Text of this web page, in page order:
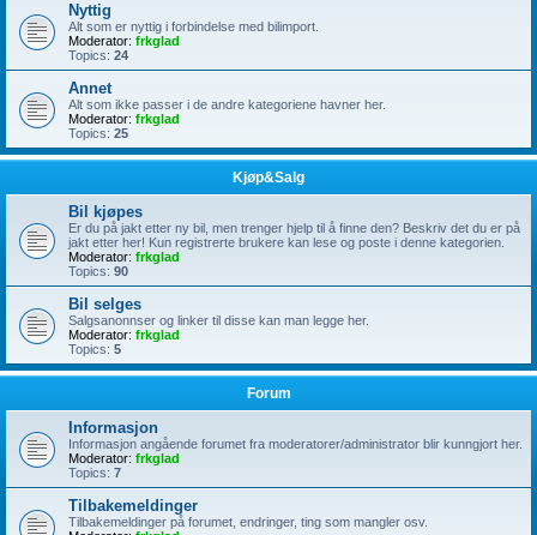
Nyttig
Alt som er nyttig i forbindelse med bilimport.
Moderator: frkglad
Topics: 24
Annet
Alt som ikke passer i de andre kategoriene havner her.
Moderator: frkglad
Topics: 25
Kjøp&Salg
Bil kjøpes
Er du på jakt etter ny bil, men trenger hjelp til å finne den? Beskriv det du er på
jakt etter her! Kun registrerte brukere kan lese og poste i denne kategorien.
Moderator: frkglad
Topics: 90
Bil selges
Salgsanonnser og linker til disse kan man legge her.
Moderator: frkglad
Topics: 5
Forum
Informasjon
Informasjon angående forumet fra moderatorer/administrator blir kunngjort her.
Moderator: frkglad
Topics: 7
Tilbakemeldinger
Tilbakemeldinger på forumet, endringer, ting som mangler osv.